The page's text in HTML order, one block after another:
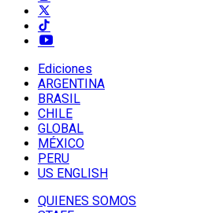
Ediciones
ARGENTINA
BRASIL
CHILE
GLOBAL
MÉXICO
PERU
US ENGLISH
QUIENES SOMOS